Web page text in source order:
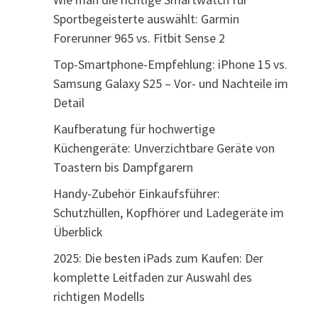
Sportbegeisterte auswählt: Garmin
Forerunner 965 vs. Fitbit Sense 2
Top-Smartphone-Empfehlung: iPhone 15 vs.
Samsung Galaxy S25 – Vor- und Nachteile im
Detail
Kaufberatung für hochwertige
Küchengeräte: Unverzichtbare Geräte von
Toastern bis Dampfgarern
Handy-Zubehör Einkaufsführer:
Schutzhüllen, Kopfhörer und Ladegeräte im
Überblick
2025: Die besten iPads zum Kaufen: Der
komplette Leitfaden zur Auswahl des
richtigen Modells